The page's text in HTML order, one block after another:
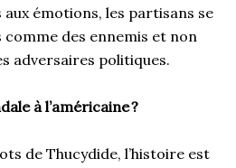
aux émotions, les partisans se
des ennemis et non
adversaires politiques.
à l’américaine?
de Thucydide, l’histoire est